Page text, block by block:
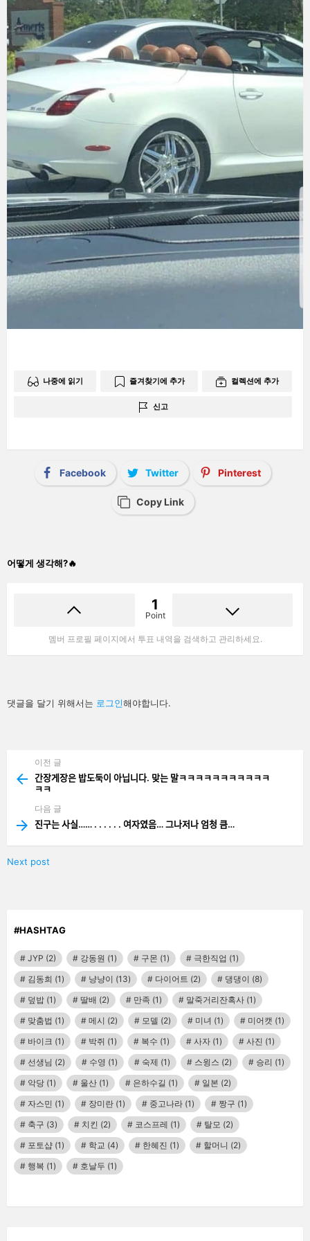
나중에 읽기 즐겨찾기에 추가 컬렉션에 추가
신고
Facebook Twitter Pinterest
Copy Link
어떻게 생각해?🔥
1
Point
멤버 프로필 페이지에서 투표 내역을 검색하고 관리하세요.
답
글
댓글을 달기 위해서는 로그인해야합니다.
more
이전 글
간장게장은 밥도둑이 아닙니다. 맞는 말ㅋㅋㅋㅋㅋㅋㅋㅋㅋㅋㅋ
ㅋㅋ
다음 글
진구는 사실…… . . . . . . 여자였음… 그나저나 엄청 큼…
Next post
#HASHTAG
JYP (2) 강동원 (1) 구몬 (1) 극한직업 (1)
김동희 (1) 냥냥이 (13) 다이어트 (2) 댕댕이 (8)
덮밥 (1) 딸배 (2) 만족 (1) 말죽거리잔혹사 (1)
맞춤법 (1) 메시 (2) 모델 (2) 미녀 (1) 미어캣 (1)
바이크 (1) 박쥐 (1) 복수 (1) 사자 (1) 사진 (1)
선생님 (2) 수영 (1) 숙제 (1) 스윙스 (2) 승리 (1)
악당 (1) 울산 (1) 은하수길 (1) 일본 (2)
자스민 (1) 장미란 (1) 중고나라 (1) 짱구 (1)
축구 (3) 치킨 (2) 코스프레 (1) 탈모 (2)
포토샵 (1) 학교 (4) 한혜진 (1) 할머니 (2)
행복 (1) 호날두 (1)